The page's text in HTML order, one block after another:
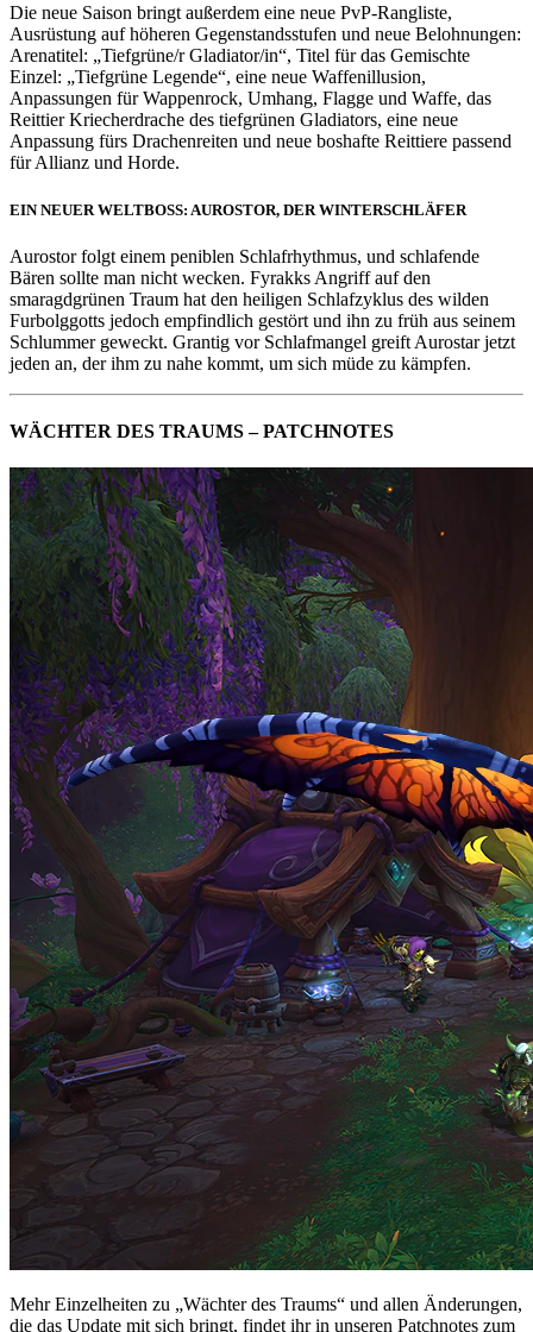
Die neue Saison bringt außerdem eine neue PvP-Rangliste,
Ausrüstung auf höheren Gegenstandsstufen und neue Belohnungen:
Arenatitel: „Tiefgrüne/r Gladiator/in“, Titel für das Gemischte
Einzel: „Tiefgrüne Legende“, eine neue Waffenillusion,
Anpassungen für Wappenrock, Umhang, Flagge und Waffe, das
Reittier Kriecherdrache des tiefgrünen Gladiators, eine neue
Anpassung fürs Drachenreiten und neue boshafte Reittiere passend
für Allianz und Horde.
EIN NEUER WELTBOSS: AUROSTOR, DER WINTERSCHLÄFER
Aurostor folgt einem peniblen Schlafrhythmus, und schlafende
Bären sollte man nicht wecken. Fyrakks Angriff auf den
smaragdgrünen Traum hat den heiligen Schlafzyklus des wilden
Furbolggotts jedoch empfindlich gestört und ihn zu früh aus seinem
Schlummer geweckt. Grantig vor Schlafmangel greift Aurostar jetzt
jeden an, der ihm zu nahe kommt, um sich müde zu kämpfen.
WÄCHTER DES TRAUMS – PATCHNOTES
Mehr Einzelheiten zu „Wächter des Traums“ und allen Änderungen,
die das Update mit sich bringt, findet ihr in unseren Patchnotes zum